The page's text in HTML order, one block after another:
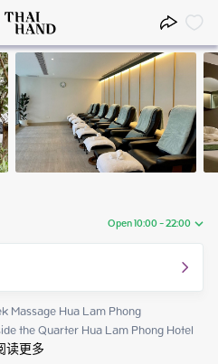
Open 10:00 - 22:00
10:00 - 22:00
10:00 - 22:00
10:00 - 22:00
10:00 - 22:00
10:00 - 22:00
Massage Hua Lam Phong
the Quarter Hua Lam Phong Hotel
读更多